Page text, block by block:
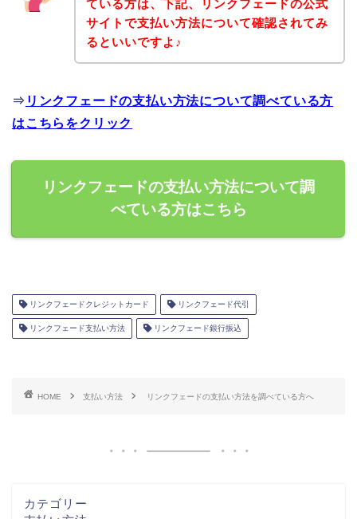
ている方は、下記、リンクフェードの公式
サイトで支払い方法について確認されてみ
るといいですよ♪
⇒ リンクフェードの支払い方法について調べている方
はこちらをクリック
リンクフェードの支払い方法について調
べている方はこちら
リンクフェードクレジットカード リンクフェード代引
リンクフェード支払い方法 リンクフェード銀行振込
HOME 支払い方法 リンクフェードの支払い方法を調べている方へ
カテゴリー